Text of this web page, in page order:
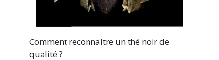
Comment reconnaître un thé noir de
qualité ?